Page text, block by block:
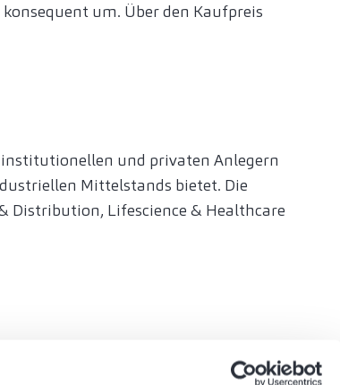
um. Über den Kaufpreis
institutionellen und privaten Anlegern
Mittelstands bietet. Die
Distribution, Lifescience & Healthcare